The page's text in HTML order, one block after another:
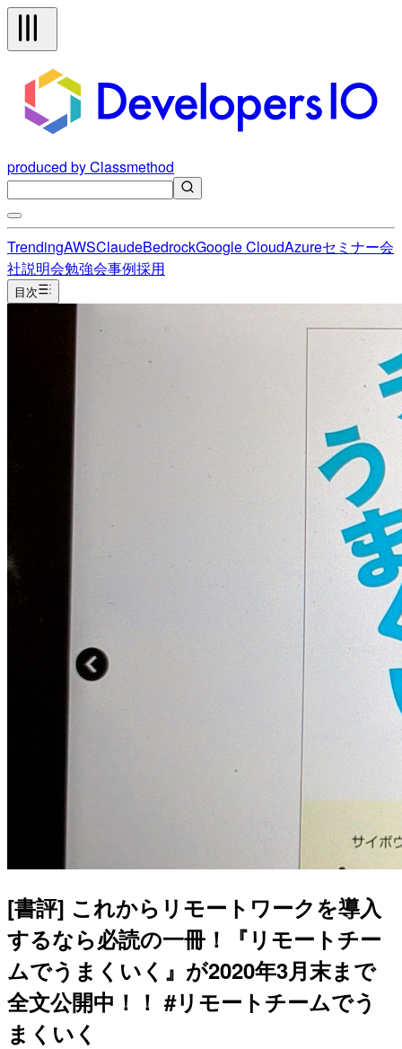
produced by Classmethod
TrendingAWSClaudeBedrockGoogle CloudAzureセミナー会
社説明会勉強会事例採用
目次
[書評] これからリモートワークを導入
するなら必読の一冊！『リモートチー
ムでうまくいく』が2020年3月末まで
全文公開中！！ #リモートチームでう
まくいく